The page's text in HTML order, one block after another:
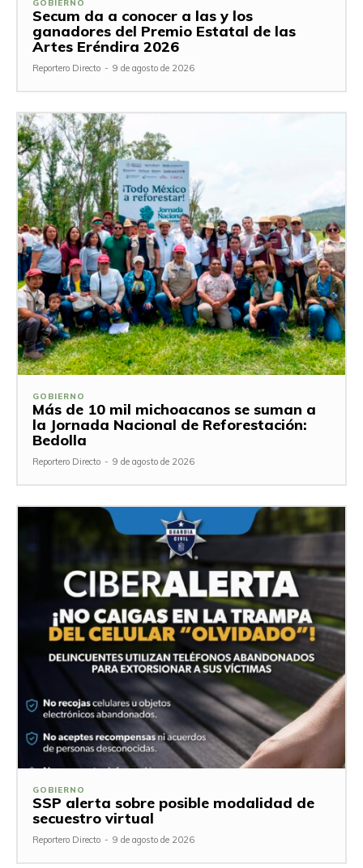
GOBIERNO
Secum da a conocer a las y los
ganadores del Premio Estatal de las
Artes Eréndira 2026
Reportero Directo - 9 de agosto de 2026
GOBIERNO
Más de 10 mil michoacanos se suman a
la Jornada Nacional de Reforestación:
Bedolla
Reportero Directo - 9 de agosto de 2026
GOBIERNO
SSP alerta sobre posible modalidad de
secuestro virtual
Reportero Directo - 9 de agosto de 2026